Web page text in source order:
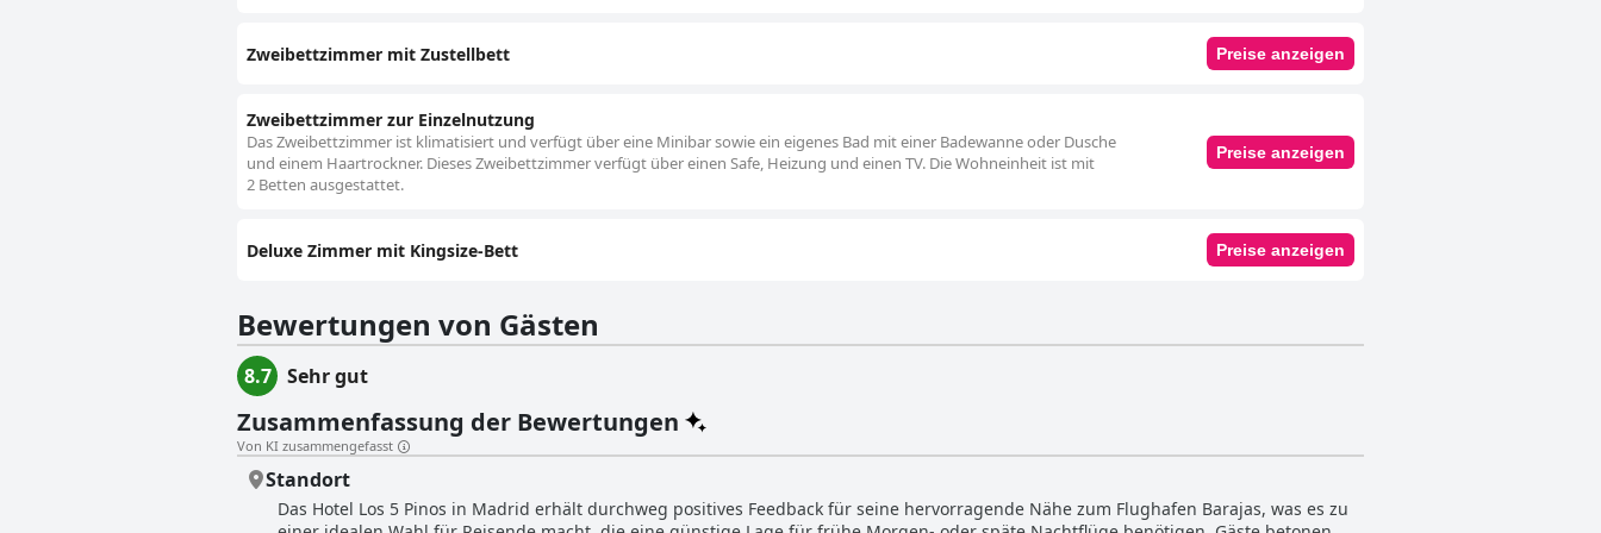
Zweibettzimmer mit Zustellbett Preise anzeigen
Zweibettzimmer zur Einzelnutzung
Das Zweibettzimmer ist klimatisiert und verfügt über eine Minibar sowie ein eigenes Bad mit einer Badewanne oder Dusche
und einem Haartrockner. Dieses Zweibettzimmer verfügt über einen Safe, Heizung und einen TV. Die Wohneinheit ist mit
2 Betten ausgestattet.
Preise anzeigen
Deluxe Zimmer mit Kingsize-Bett Preise anzeigen
Bewertungen von Gästen
8.7 Sehr gut
Zusammenfassung der Bewertungen
Von KI zusammengefasst
Standort
Das Hotel Los 5 Pinos in Madrid erhält durchweg positives Feedback für seine hervorragende Nähe zum Flughafen Barajas, was es zu